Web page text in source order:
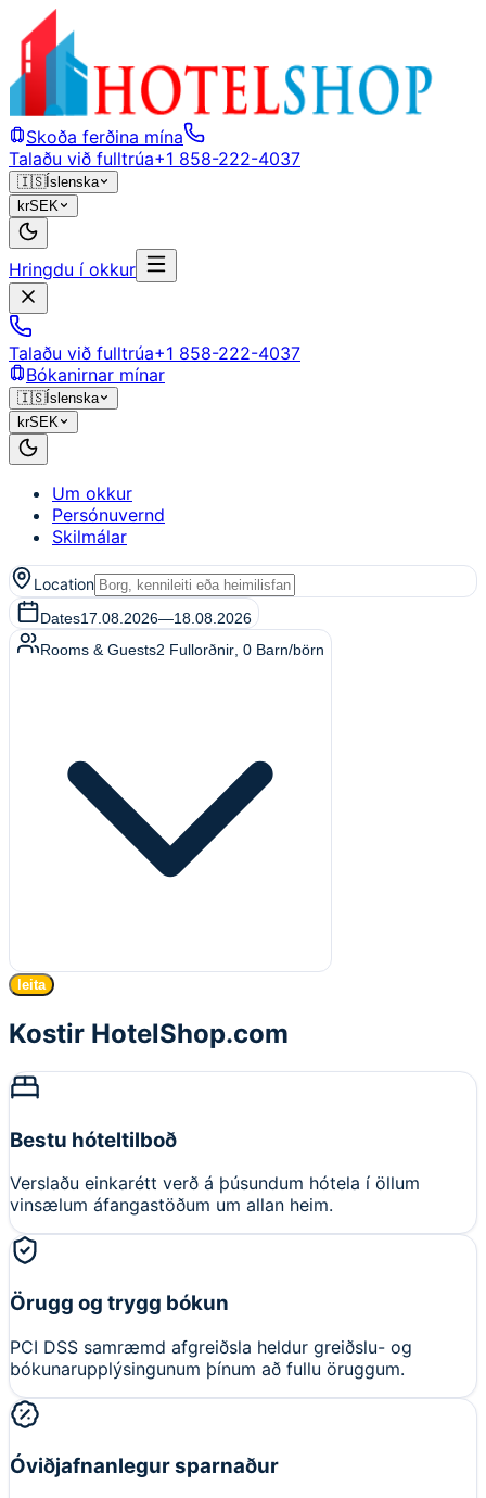
Skoða ferðina mína
Talaðu við fulltrúa+1 858-222-4037
🇮🇸Íslenska
krSEK
Hringdu í okkur
Talaðu við fulltrúa+1 858-222-4037
Bókanirnar mínar
🇮🇸Íslenska
krSEK
Um okkur
Persónuvernd
Skilmálar
Location
Dates17.08.2026—18.08.2026
Rooms & Guests2 Fullorðnir 0 Barn/börn
leita
Kostir HotelShop.com
Bestu hóteltilboð
Verslaðu einkarétt verð á þúsundum hótela í öllum
vinsælum áfangastöðum um allan heim.
Örugg og trygg bókun
PCI DSS samræmd afgreiðsla heldur greiðslu- og
bókunarupplýsingunum þínum að fullu öruggum.
Óviðjafnanlegur sparnaður